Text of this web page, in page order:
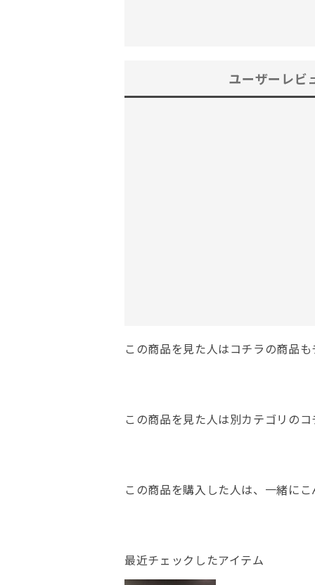
ユーザーレビ
この商品を見た人はコチラの商品
この商品を見た人は別カテゴリの
この商品を購入した人は、一緒に
最近チェックしたアイテム